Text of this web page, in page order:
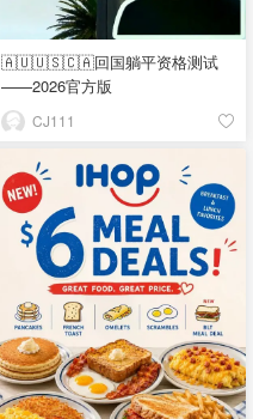
🇦🇺🇺🇸🇨🇦回国躺平资格测试
——2026官方版
CJ111